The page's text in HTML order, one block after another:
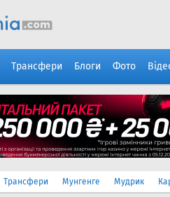
Трансфери Блоги Фото
Трансфери Мунгенге Мудрик